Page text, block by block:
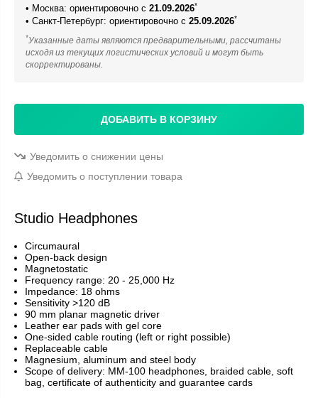
• Москва: ориентировочно с 21.09.2026*
• Санкт-Петербург: ориентировочно с 25.09.2026*
*Указанные даты являются предварительными, рассчитаны
исходя из текущих логистических условий и могут быть
скорректированы.
ДОБАВИТЬ В КОРЗИНУ
Уведомить о снижении цены
Уведомить о поступлении товара
Studio Headphones
Circumaural
Open-back design
Magnetostatic
Frequency range: 20 - 25,000 Hz
Impedance: 18 ohms
Sensitivity >120 dB
90 mm planar magnetic driver
Leather ear pads with gel core
One-sided cable routing (left or right possible)
Replaceable cable
Magnesium, aluminum and steel body
Scope of delivery: MM-100 headphones, braided cable, soft
bag, certificate of authenticity and guarantee cards